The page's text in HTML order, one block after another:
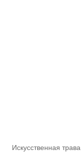
Искусственная